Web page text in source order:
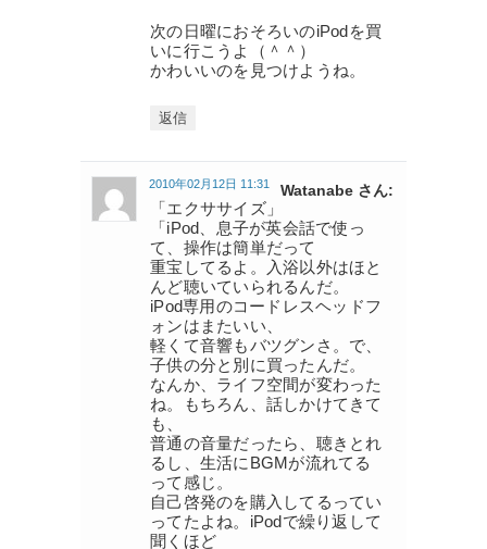
次の日曜におそろいのiPodを買
いに行こうよ（＾＾）
かわいいのを見つけようね。
返信
Watanabe さん:
2010年02月12日 11:31
「エクササイズ」
「iPod、息子が英会話で使っ
て、操作は簡単だって
重宝してるよ。入浴以外はほと
んど聴いていられるんだ。
iPod専用のコードレスヘッドフ
ォンはまたいい、
軽くて音響もバツグンさ。で、
子供の分と別に買ったんだ。
なんか、ライフ空間が変わった
ね。もちろん、話しかけてきて
も、
普通の音量だったら、聴きとれ
るし、生活にBGMが流れてる
って感じ。
自己啓発のを購入してるってい
ってたよね。iPodで繰り返して
聞くほど